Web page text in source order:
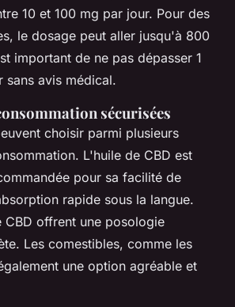
10 et 100 mg par jour. Pour des
le dosage peut aller jusqu'à 800
important de ne pas dépasser 1
sans avis médical.
sécurisées
choisir parmi plusieurs
L'huile de CBD est
pour sa facilité de
rapide sous la langue.
CBD offrent une posologie
Les comestibles, comme les
une option agréable et